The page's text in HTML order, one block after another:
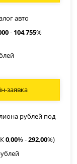
авто
- 104,755%
заявка
рублей под
0,00% -292,00%)